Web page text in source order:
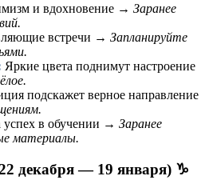
и вдохновение → Заранее
встречи → Запланируйте
Яркие цвета поднимут настроение
подскажет верное направление
в обучении → Заранее
материалы.
декабря — 19 января) ♑